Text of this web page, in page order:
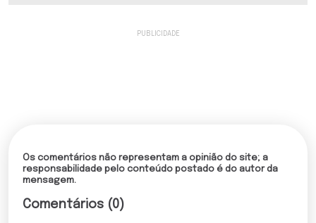
Os comentários não representam a opinião do site; a
responsabilidade pelo conteúdo postado é do autor da
mensagem.
Comentários (0)